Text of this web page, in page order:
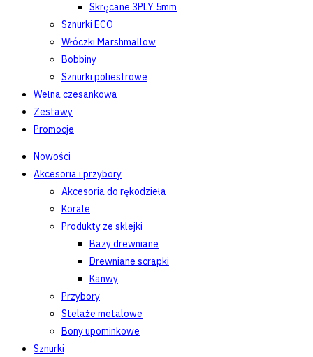
Skręcane 3PLY 5mm
Sznurki ECO
Włóczki Marshmallow
Bobbiny
Sznurki poliestrowe
Wełna czesankowa
Zestawy
Promocje
Nowości
Akcesoria i przybory
Akcesoria do rękodzieła
Korale
Produkty ze sklejki
Bazy drewniane
Drewniane scrapki
Kanwy
Przybory
Stelaże metalowe
Bony upominkowe
Sznurki